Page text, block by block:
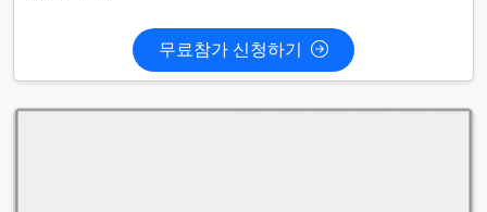
무료참가 신청하기